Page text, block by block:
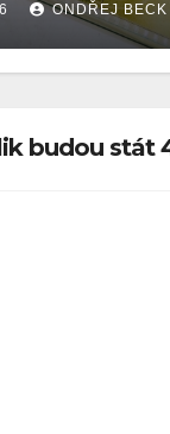
ONDŘEJ BECK
budou stát